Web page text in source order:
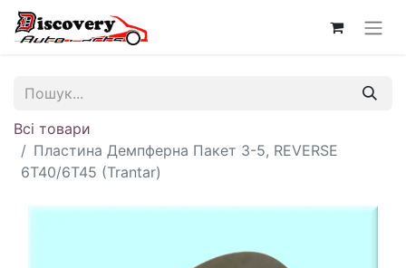
Всі товари
Пластина Демпферна Пакет 3-5, REVERSE
6T40/6T45 (Trantar)